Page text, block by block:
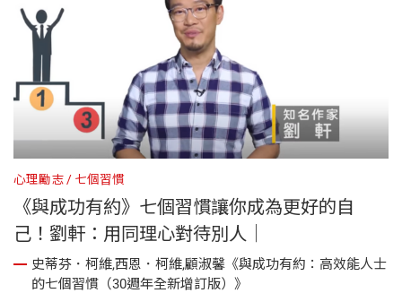
心理勵志 七個習慣
《與成功有約》七個習慣讓你成為更好的自
己！劉軒：用同理心對待別人｜
史蒂芬．柯維,西恩．柯維,顧淑馨《與成功有約：高效能人士
的七個習慣（30週年全新增訂版）》